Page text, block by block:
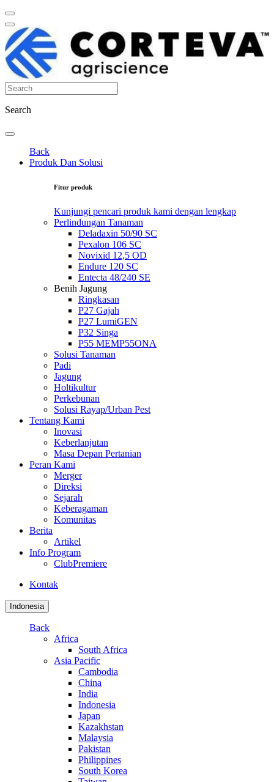
Search
Back
Produk Dan Solusi
Fitur produk
Kunjungi pencari produk kami dengan lengkap
Perlindungan Tanaman
Deladaxin 50/90 SC
Pexalon 106 SC
Novixid 12,5 OD
Endure 120 SC
Entecta 48/240 SE
Benih Jagung
Ringkasan
P27 Gajah
P27 LumiGEN
P32 Singa
P55 MEMP55ONA
Solusi Tanaman
Padi
Jagung
Holtikultur
Perkebunan
Solusi Rayap/Urban Pest
Tentang Kami
Inovasi
Keberlanjutan
Masa Depan Pertanian
Peran Kami
Merger
Direksi
Sejarah
Keberagaman
Komunitas
Berita
Artikel
Info Program
ClubPremiere
Kontak
Indonesia
Back
Africa
South Africa
Asia Pacific
Cambodia
China
India
Indonesia
Japan
Kazakhstan
Malaysia
Pakistan
Philippines
South Korea